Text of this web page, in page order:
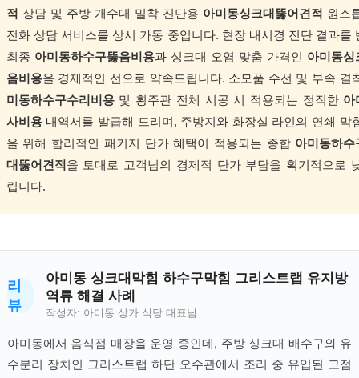
적 상담 및 주방 개수대 밀착 진단용 아미동싱크대뚫어견적 원스
전화 상담 서비스를 상시 가동 중입니다. 현장 내시경 진단 결과를
최종 아미동하수구뚫음비용과 싱크대 오염 맞춤 가격인 아미동싱
음비용을 경제적인 선으로 약속드립니다. 소모품 수선 및 부속 결
미동하수구수리비용및 횡주관 전체 시공 시 적용되는 정직한 아
사비용내역서를 발급해 드리며, 주방지와 화장실 라인의 연쇄 막
을 위해 합리적인 패키지 단가 혜택이 적용되는 종합 아미동하수
대뚫어견적 을 토대로 고객님의 경제적 단가 부담을 획기적으로
립니다.
리
뷰
아미동 싱크대막힘 하수구막힘 그리스트랩 유지방
역류 해결 사례
작성자: 아미동 상가 식당 대표님
아미동에서 음식점 매장을 운영 중인데, 주방 싱크대 배수구와 유
수분리 장치인 그리스트랩 하단 오수관에서 조리 중 유입된 고점